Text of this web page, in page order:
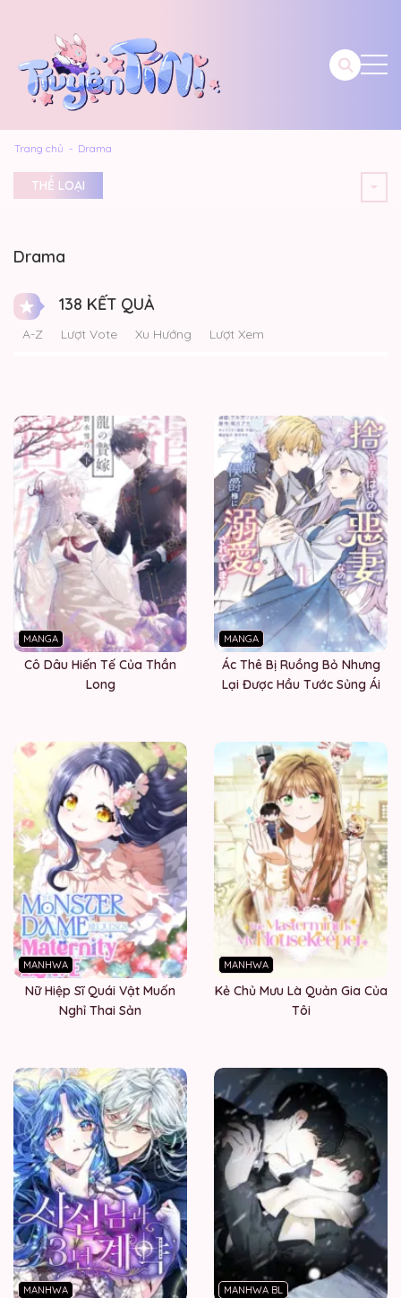
Trang chủ Drama
THỂ LOẠI
Drama
138 KẾT QUẢ
A-Z Lượt Vote Xu Hướng Lượt Xem
MANGA
Cô Dâu Hiến Tế Của Thần
Long
MANGA
Ác Thê Bị Ruồng Bỏ Nhưng
Lại Được Hầu Tước Sủng Ái
MANHWA
Nữ Hiệp Sĩ Quái Vật Muốn
Nghỉ Thai Sản
MANHWA
Kẻ Chủ Mưu Là Quản Gia Của
Tôi
MANHWA MANHWA BL